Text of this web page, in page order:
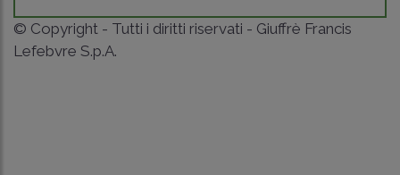
© Copyright - Tutti i diritti riservati - Giuffrè Francis
Lefebvre S.p.A.